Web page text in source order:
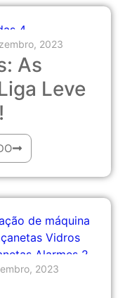
2023
As
Leve
2023